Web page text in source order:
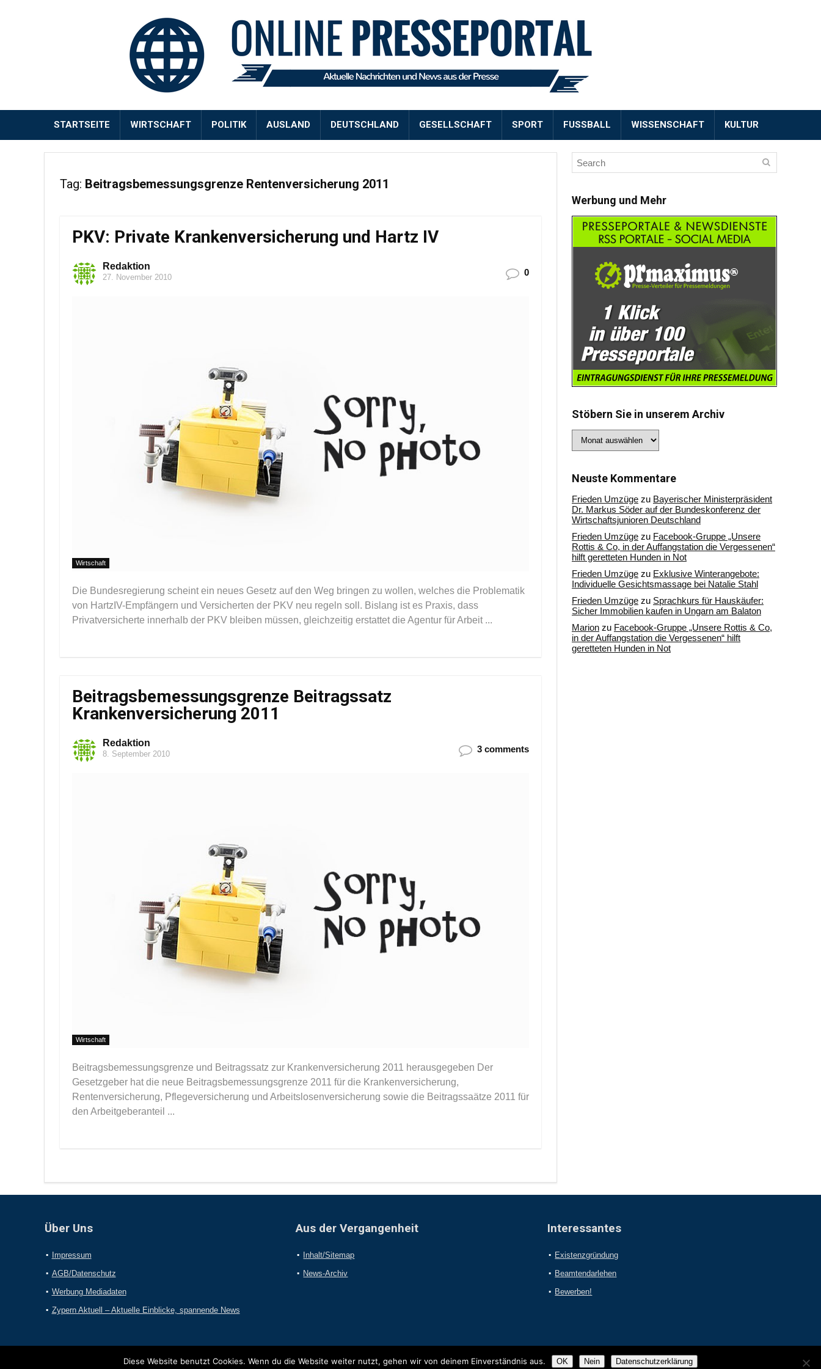
STARTSEITE WIRTSCHAFT POLITIK AUSLAND DEUTSCHLAND GESELLSCHAFT SPORT FUSSBALL WISSENSCHAFT KULTUR
Tag: Beitragsbemessungsgrenze Rentenversicherung 2011
PKV: Private Krankenversicherung und Hartz IV
Redaktion
27. November 2010 0
Wirtschaft
Die Bundesregierung scheint ein neues Gesetz auf den Weg bringen zu wollen, welches die Problematik
von HartzIV-Empfängern und Versicherten der PKV neu regeln soll. Bislang ist es Praxis, dass
Privatversicherte innerhalb der PKV bleiben müssen, gleichzeitig erstattet die Agentur für Arbeit ...
Beitragsbemessungsgrenze Beitragssatz
Krankenversicherung 2011
Redaktion
8. September 2010 3 comments
Wirtschaft
Beitragsbemessungsgrenze und Beitragssatz zur Krankenversicherung 2011 herausgegeben Der
Gesetzgeber hat die neue Beitragsbemessungsgrenze 2011 für die Krankenversicherung,
Rentenversicherung, Pflegeversicherung und Arbeitslosenversicherung sowie die Beitragssaätze 2011 für
den Arbeitgeberanteil ...
Werbung und Mehr
Stöbern Sie in unserem Archiv
Sie
Archiv
Neuste Kommentare
Frieden Umzüge zu Bayerischer Ministerpräsident
Dr. Markus Söder auf der Bundeskonferenz der
Wirtschaftsjunioren Deutschland
Frieden Umzüge zu Facebook-Gruppe „Unsere
Rottis & Co, in der Auffangstation die Vergessenen“
hilft geretteten Hunden in Not
Frieden Umzüge zu Exklusive Winterangebote:
Individuelle Gesichtsmassage bei Natalie Stahl
Frieden Umzüge zu Sprachkurs für Hauskäufer:
Sicher Immobilien kaufen in Ungarn am Balaton
Marion zu Facebook-Gruppe „Unsere Rottis & Co,
in der Auffangstation die Vergessenen“ hilft
geretteten Hunden in Not
Über Uns
Impressum
AGB/Datenschutz
Werbung Mediadaten
Zypern Aktuell – Aktuelle Einblicke, spannende News
Aus der Vergangenheit
Inhalt/Sitemap
News-Archiv
Interessantes
Existenzgründung
Beamtendarlehen
Bewerben!
2017 Online-Presseportal.com. Alle Rechte vorbehalten.
Diese Website benutzt Cookies. Wenn du die Website weiter nutzt, gehen wir von deinem Einverständnis aus. OK Nein Datenschutzerklärung